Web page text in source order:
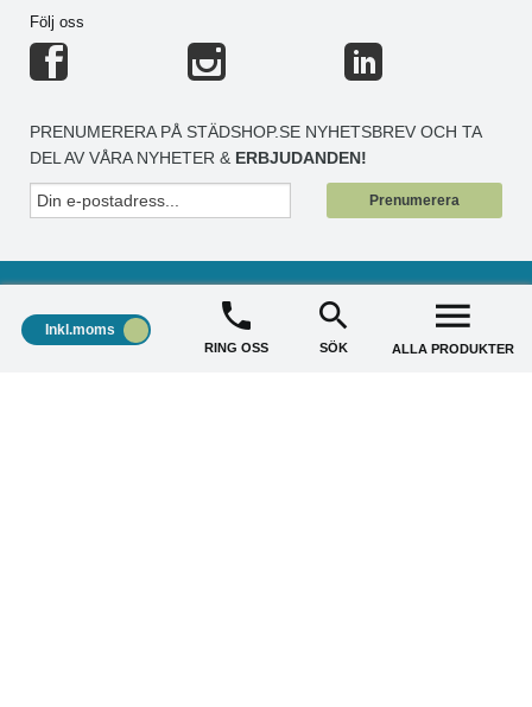
Följ oss
PRENUMERERA PÅ STÄDSHOP.SE NYHETSBREV OCH TA
DEL AV VÅRA NYHETER & ERBJUDANDEN!
Prenumerera
Inkl.moms
RING OSS SÖK ALLA PRODUKTER